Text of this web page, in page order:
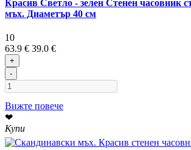
Красив Светло - зелен Стенен часовник
мъх. Диаметър 40 см
10
63.9 € 39.0 €
+
-
Вижте повече
❤
Купи